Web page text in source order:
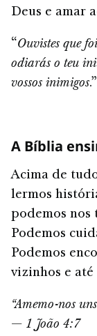
Deus e amar
“Ouvistes que
odiarás o teu
vossos inimigos
A Bíblia
Acima de
lermos
podemos nos
Podemos
Podemos
vizinhos e até
“Amemo-nos
— 1 João 4:7